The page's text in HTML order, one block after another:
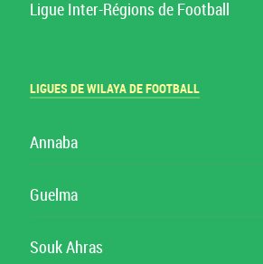
Ligue Inter-Régions de Football
LIGUES DE WILAYA DE FOOTBALL
Annaba
Guelma
Souk Ahras